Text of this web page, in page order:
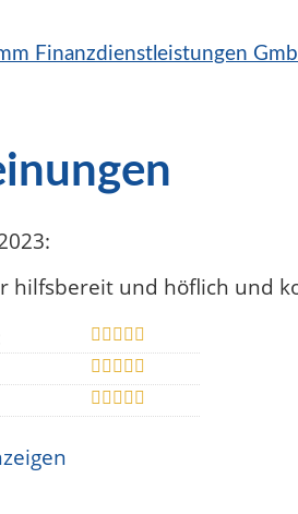
hilfsbereit und höflich und